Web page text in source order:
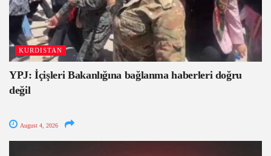
KURDISTAN
YPJ: İçişleri Bakanlığına bağlanma haberleri doğru
değil
August 4, 2026